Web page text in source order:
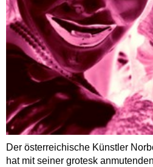
Der österreichische Künstler
hat mit seiner grotesk